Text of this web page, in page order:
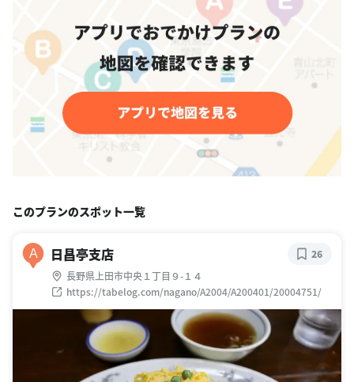
このプランのスポット一覧
A 日昌亭支店
長野県上田市中央１丁目９-１４
https://tabelog.com/nagano/A2004/A200401/20004751/
26